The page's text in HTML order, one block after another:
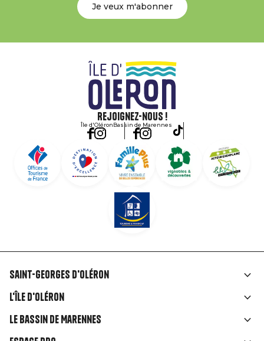
Je veux m'abonner
Rejoignez-nous !
Île d'OléronBassin de Marennes
Liens
rubriques
Saint-Georges d'Oléron
L'île d'Oléron
Le Bassin de Marennes